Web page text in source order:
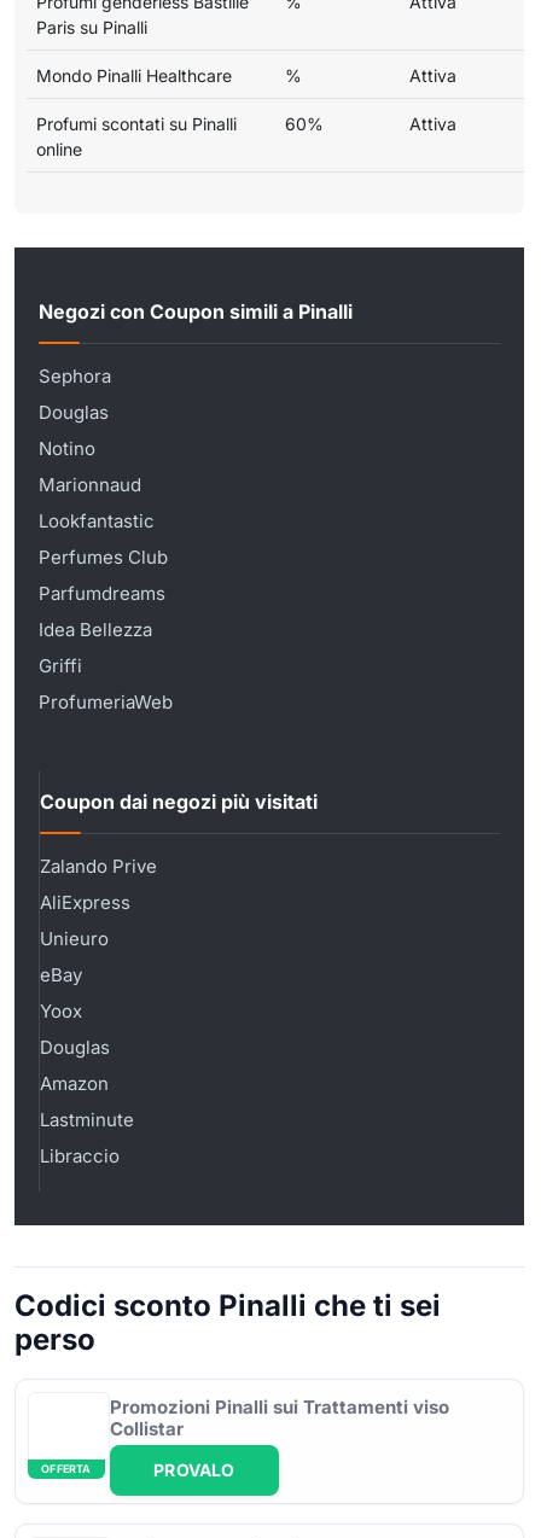
Paris su Pinalli
Mondo Pinalli Healthcare % Attiva
Profumi scontati su Pinalli
online
60% Attiva
Negozi con Coupon simili a Pinalli
Sephora
Douglas
Notino
Marionnaud
Lookfantastic
Perfumes Club
Parfumdreams
Idea Bellezza
Griffi
ProfumeriaWeb
Coupon dai negozi più visitati
Zalando Prive
AliExpress
Unieuro
eBay
Yoox
Douglas
Amazon
Lastminute
Libraccio
Codici sconto Pinalli che ti sei
perso
OFFERTA
Promozioni Pinalli sui Trattamenti viso
Collistar
PROVALO